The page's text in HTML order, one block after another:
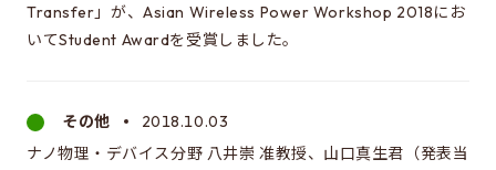
Transfer」が、Asian Wireless Power Workshop 2018にお
いてStudent Awardを受賞しました。
その他
2018.10.03
ナノ物理・デバイス分野 八井崇 准教授、山口真生君（発表当